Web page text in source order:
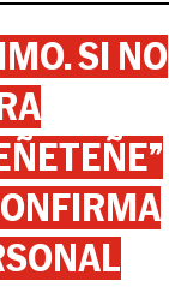
SI NO